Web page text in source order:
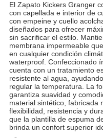
El Zapato Kickers Granger
con capellada e interior de
con empeine y cuello
diseñados para ofrecer
sin sacrificar el estilo.
membrana impermeable
en cualquier condición
waterproof. Confeccionado
cuenta con un tratamiento
resistente al agua,
regular la temperatura. La
garantiza suavidad y
material sintético, fabricada
flexibilidad, resistencia y
que la plantilla de espuma
brinda un confort superior